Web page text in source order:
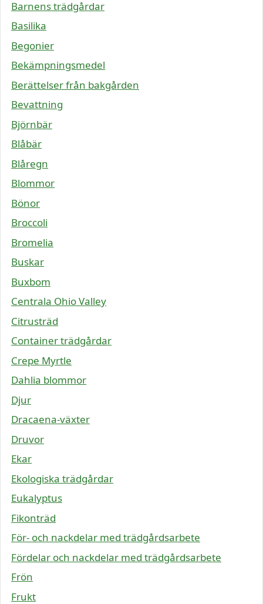
Barnens trädgårdar
Basilika
Begonier
Bekämpningsmedel
Berättelser från bakgården
Bevattning
Björnbär
Blåbär
Blåregn
Blommor
Bönor
Broccoli
Bromelia
Buskar
Buxbom
Centrala Ohio Valley
Citrusträd
Container trädgårdar
Crepe Myrtle
Dahlia blommor
Djur
Dracaena-växter
Druvor
Ekar
Ekologiska trädgårdar
Eukalyptus
Fikonträd
För- och nackdelar med trädgårdsarbete
Fördelar och nackdelar med trädgårdsarbete
Frön
Frukt